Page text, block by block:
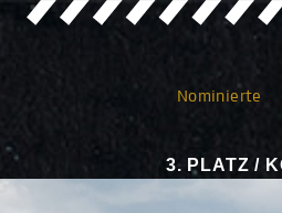
Nominierte
3. PLATZ /